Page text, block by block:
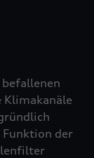
Klimakanäle
der